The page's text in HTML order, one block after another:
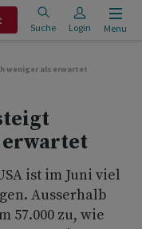
Suche Login Menu
weniger als erwartet
erwartet
ist im Juni viel
Ausserhalb
57.000 zu, wie